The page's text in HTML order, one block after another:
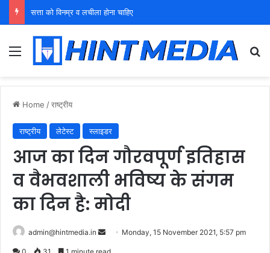
युवा शक्ति को पहचाने बूढ़ा नेतृत्व
Menu
Home /राष्ट्रीय
राष्ट्रीय लेटेस्ट स्लाइडर
आज का दिन गौरवपूर्ण इतिहास
व वैभवशाली भविष्य के संगम
का दिन है: मोदी
admin@hintmedia.in
Send Monday, 15 November 2021, 5:57 pm